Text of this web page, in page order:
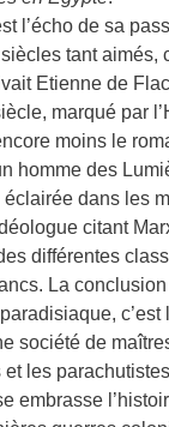
l’écho de sa
tant aimés,
Etienne de
marqué par
moins le
homme des
dans les
citant
différentes
La
société de
les
embrasse